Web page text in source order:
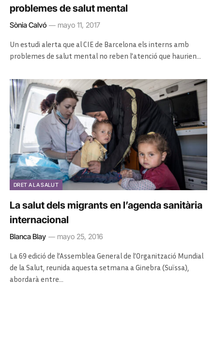
problemes de salut mental
Sònia Calvó mayo 11, 2017
Un estudi alerta que al CIE de Barcelona els interns amb
problemes de salut mental no reben l’atenció que haurien…
DRET A LA SALUT
La salut dels migrants en l’agenda sanitària
internacional
Blanca Blay mayo 25, 2016
La 69 edició de l’Assemblea General de l’Organització Mundial
de la Salut, reunida aquesta setmana a Ginebra (Suïssa),
abordarà entre…